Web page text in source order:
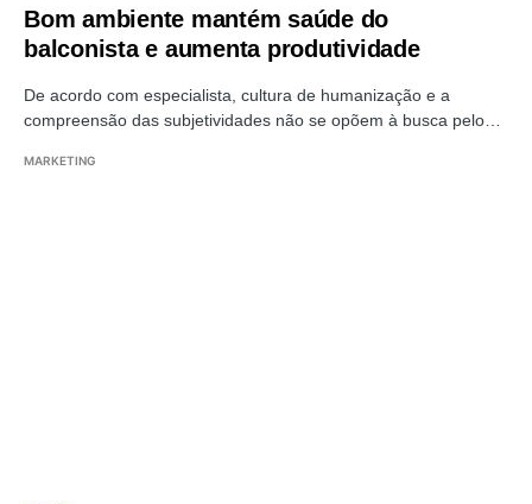
Bom ambiente mantém saúde do
balconista e aumenta produtividade
De acordo com especialista, cultura de humanização e a
compreensão das subjetividades não se opõem à busca pelo…
MARKETING